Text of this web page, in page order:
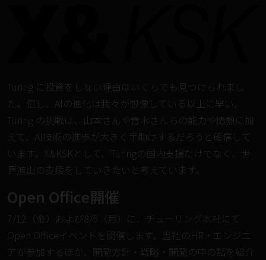
Turing に投資をしない理由はいくらでも見つけられまし
た。但し、AIの進化は我々が想像している以上に早い。
Turing の挑戦は、山本さんや青木さんらの能力や情熱に加
えて、AI技術の進歩が大きく手助けするだろうと確信して
います。X&KSKとして、Turingの国内支援だけでなく、世
界進出の支援をしていきたいと考えています。
Open Office開催
7/12（金）および8/5（月）に、チューリング本社にて
Open Officeイベントを開催します。当社のHR・エンジニ
アが参加するほか、開発方針・戦略・開発の中の話を紹介